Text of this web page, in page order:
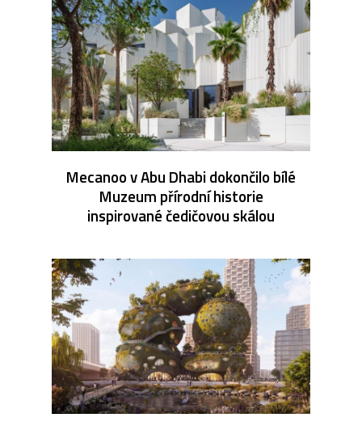
Mecanoo v Abu Dhabi dokončilo bílé
Muzeum přírodní historie
inspirované čedičovou skálou